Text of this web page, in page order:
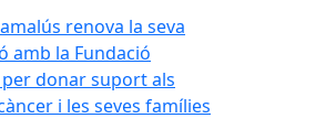
renova la seva col·laboració
renova la seva
amb la Fundació
donar suport als
i les seves famílies